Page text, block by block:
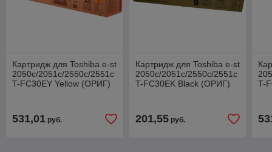
Картридж для Toshiba e-st
2050c/2051c/2550c/2551c
T-FC30EY Yellow (ОРИГ)
531,01 руб.
Картридж для Toshiba e-st
2050c/2051c/2550c/2551c
T-FC30EK Black (ОРИГ)
201,55руб.
T-